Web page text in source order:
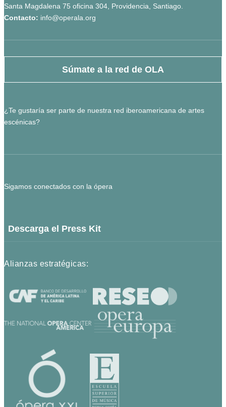
Santa Magdalena 75 oficina 304, Providencia, Santiago.
Contacto: info@operala.org
Súmate a la red de OLA
¿Te gustaría ser parte de nuestra red iberoamericana de artes
escénicas?
Sigamos conectados con la ópera
Descarga el Press Kit
Alianzas estratégicas: